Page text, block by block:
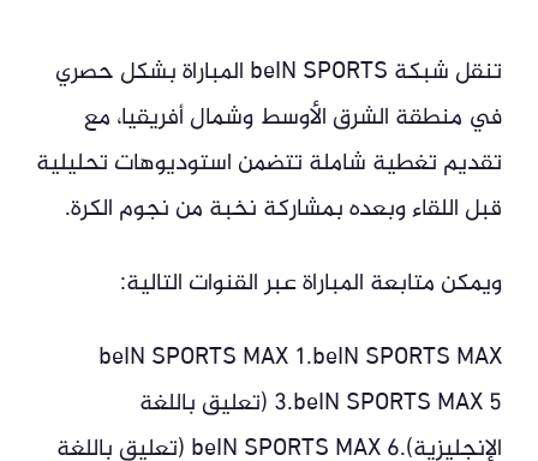
تنقل شبكة beIN SPORTS المباراة بشكل حصري
في منطقة الشرق الأوسط وشمال أفريقيا، مع
تقديم تغطية شاملة تتضمن استوديوهات تحليلية
قبل اللقاء وبعده بمشاركة نخبة من نجوم الكرة.
ويمكن متابعة المباراة عبر القنوات التالية:
beIN SPORTS MAX 1.beIN SPORTS MAX
3.beIN SPORTS MAX 5 (تعليق باللغة
الإنجليزية).beIN SPORTS MAX 6 (تعليق باللغة